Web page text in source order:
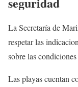
La Secretaría de
respetar las
sobre las
Las playas cuentan